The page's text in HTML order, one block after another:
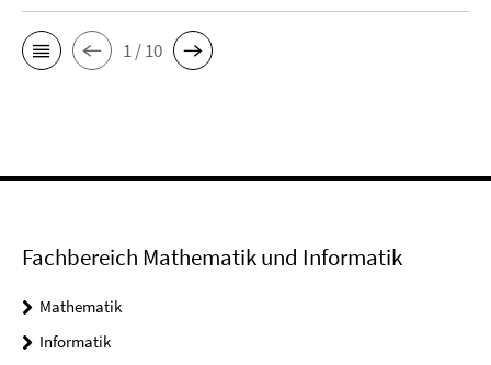
1 / 10
Fachbereich Mathematik und Informatik
Mathematik
Informatik